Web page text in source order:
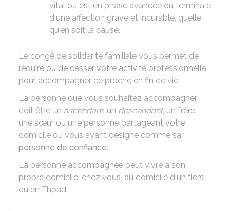
vital ou est en phase avancée ou terminale
d'une affection grave et incurable, quelle
qu'en soit la cause.
Le congé de solidarité familiale vous permet de
réduire ou de cesser votre activité professionnelle
pour accompagner ce proche en fin de vie.
La personne que vous souhaitez accompagner
doit être un ascendant, un descendant, un frère,
une sœur ou une personne partageant votre
domicile ou vous ayant désigné comme sa
personne de confiance.
La personne accompagnée peut vivre à son
propre domicile, chez vous, au domicile d'un tiers
ou en Éhpad.